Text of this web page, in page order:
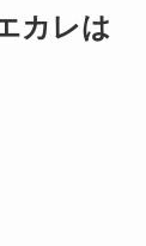
カレは